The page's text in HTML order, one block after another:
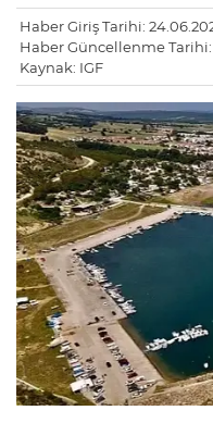
Haber Giriş Tarihi:
Haber Güncellenme Tarihi:
Kaynak: IGF